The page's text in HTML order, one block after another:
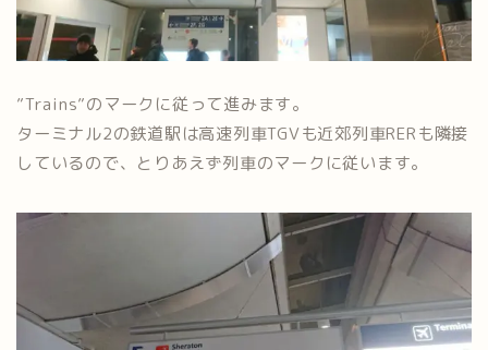
”Trains”のマークに従って進みます。
ターミナル2の鉄道駅は高速列車TGVも近郊列車RERも隣接
しているので、とりあえず列車のマークに従います。